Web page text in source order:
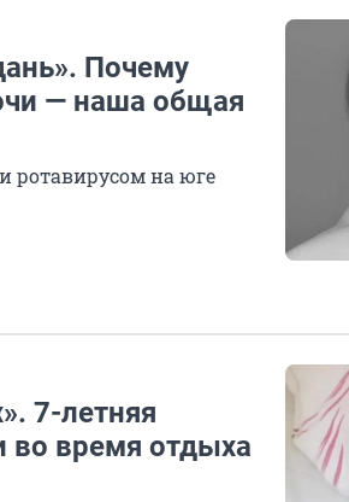
Почему
— наша общая
ротавирусом на юге
7-летняя
во время отдыха